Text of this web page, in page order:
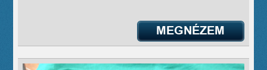
MEGNÉZEM